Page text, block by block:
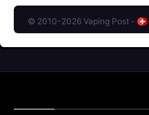
© 2010-2026 Vaping Post -